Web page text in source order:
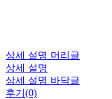
상세 설명 머리글
상세 설명
상세 설명 바닥글
후기(0)